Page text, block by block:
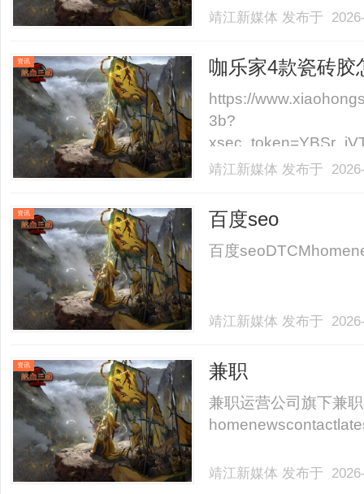
靖江新媒体 发布于
资讯 咖乐家4款瓷砖胶
https://
3b?
靖江新媒体 发布于
资讯 百度seo
百度
靖江新媒体 发布于
资讯 兼职
兼职运营公司旗下兼职
靖江新媒体 发布于